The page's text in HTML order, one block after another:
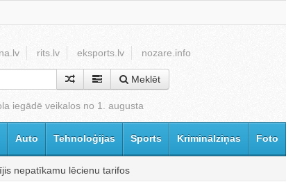
rits.lv eksports.lv nozare.info
Meklēt
iegādē veikalos no 1. augusta
Auto Tehnoloģijas Sports Kriminālziņas Foto
nepatīkamu lēcienu tarifos